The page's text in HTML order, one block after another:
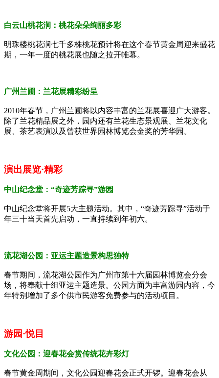
白云山桃花涧：桃花朵朵绚丽多彩
明珠楼桃花涧七千多株桃花预计将在这个春节黄金周迎来盛花
期，一年一度的桃花展也随之拉开帷幕。
广州兰圃：兰花展精彩纷呈
2010年春节，广州兰圃将以内容丰富的兰花展喜迎广大游客。
除了兰花精品展之外，园内还有兰花生态景观展、兰花文化
展、茶艺表演以及曾获世界园林博览会金奖的芳华园。
演出展览·精彩
中山纪念堂：“奇迹芳踪寻”游园
中山纪念堂将开展5大主题活动。其中，“奇迹芳踪寻”活动于
年三十当天首先启动，一直持续到年初六。
流花湖公园：亚运主题造景构思独特
春节期间，流花湖公园作为广州市第十六届园林博览会分会
场，将奉献十组亚运主题造景。公园方面为丰富游园内容，今
年特别增加了多个供市民游客免费参与的活动项目。
游园·悦目
文化公园：迎春花会赏传统花卉彩灯
春节黄金周期间，文化公园迎春花会正式开锣。迎春花会从